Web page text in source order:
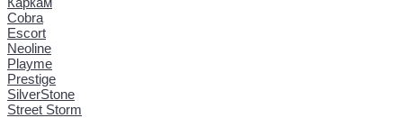
Cobra
Escort
Neoline
Playme
Prestige
SilverStone
Street Storm